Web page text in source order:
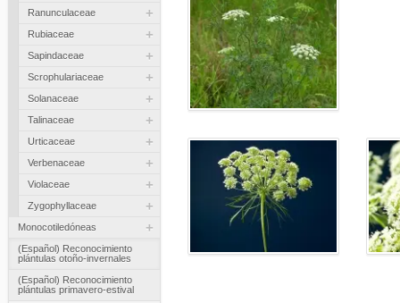
Ranunculaceae +
Rubiaceae +
Sapindaceae +
Scrophulariaceae +
Solanaceae +
Talinaceae +
Urticaceae +
Verbenaceae +
Violaceae +
Zygophyllaceae +
Monocotiledóneas +
(Español) Reconocimiento
plántulas otoño-invernales
(Español) Reconocimiento
plántulas primavero-estival